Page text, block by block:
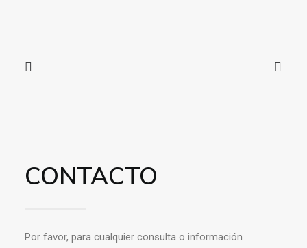
CONTACTO
Por favor, para cualquier consulta o información